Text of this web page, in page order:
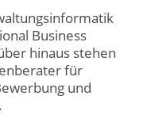
Business
hinaus stehen
für
und